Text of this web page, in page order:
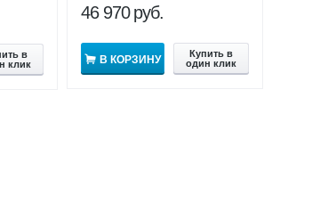
в
клик
46 970 руб.
В КОРЗИНУ
Купить в
один клик